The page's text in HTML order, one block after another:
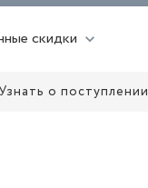
скидки
о поступлении